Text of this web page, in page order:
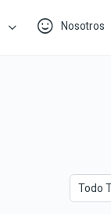
Nosotros
Ordenar
por: